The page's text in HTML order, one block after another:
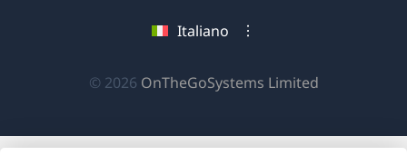
© 2026 OnTheGoSystems Limited(si
in
Italiano
una
finestra)
una
finestra)finestra)